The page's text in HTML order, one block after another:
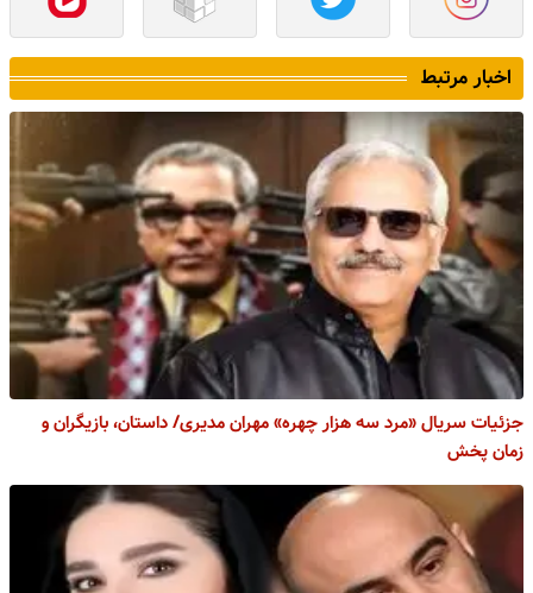
اخبار مرتبط
جزئیات سریال «مرد سه هزار چهره» مهران مدیری/ داستان، بازیگران و
زمان پخش